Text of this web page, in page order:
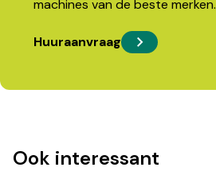
machines van de beste merken.
Huuraanvraag
Ook interessant